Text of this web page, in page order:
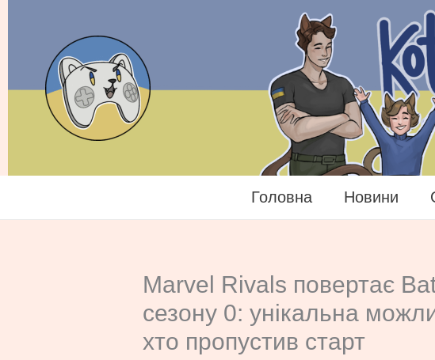
Головна Новини
Marvel Rivals повертає
сезону 0: унікальна
хто пропустив старт